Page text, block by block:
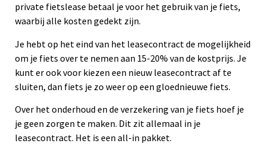
private fietslease betaal je voor het gebruik van je fiets,
waarbij alle kosten gedekt zijn.
Je hebt op het eind van het leasecontract de mogelijkheid
om je fiets over te nemen aan 15-20% van de kostprijs. Je
kunt er ook voor kiezen een nieuw leasecontract af te
sluiten, dan fiets je zo weer op een gloednieuwe fiets.
Over het onderhoud en de verzekering van je fiets hoef je
je geen zorgen te maken. Dit zit allemaal in je
leasecontract. Het is een all-in pakket.